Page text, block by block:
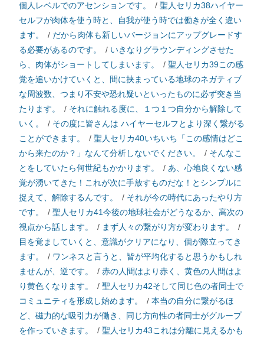
個人レベルでのアセンションです。
/ 聖人セリカ38ハイヤー
セルフが肉体を使う時と、自我が使う時では働きが全く違い
ます。
/ だから肉体も新しいバージョンにアップグレードす
る必要があるのです。
/ いきなりグラウンディングさせた
ら、肉体がショートしてしまいます。
/ 聖人セリカ39この感
覚を追いかけていくと、間に挟まっている地球のネガティブ
な周波数、つまり不安や恐れ疑いといったものに必ず突き当
たります。
/ それに触れる度に、１つ１つ自分から解除して
いく。
/ その度に皆さんは ハイヤーセルフとより深く繋がる
ことができます。
/ 聖人セリカ40いちいち「この感情はどこ
から来たのか？」なんて分析しないでください。
/ そんなこ
とをしていたら何世紀もかかります。
/ あ、心地良くない感
覚が湧いてきた！これが次に手放すものだな！とシンプルに
捉えて、解除するんです。
/ それが今の時代にあったやり方
です。
/ 聖人セリカ41今後の地球社会がどうなるか、高次の
視点から話します。
/ まず人々の繋がり方が変わります。
/
目を覚ましていくと、意識がクリアになり、個が際立ってき
ます。
/ ワンネスと言うと、皆が平均化すると思うかもしれ
ませんが、逆です。
/ 赤の人間はより赤く、黄色の人間はよ
り黄色くなります。
/ 聖人セリカ42そして同じ色の者同士で
コミュニティを形成し始めます。
/ 本当の自分に繋がるほ
ど、磁力的な吸引力が働き、同じ方向性の者同士がグループ
を作っていきます。
/ 聖人セリカ43これは分離に見えるかも